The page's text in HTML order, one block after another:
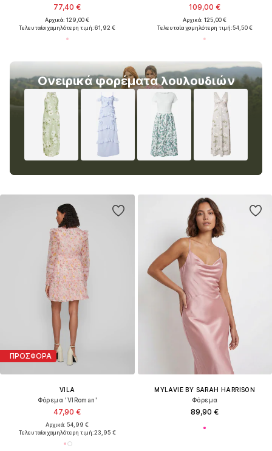
77,40 €
Αρχικά: 129,00 €
Τελευταία χαμηλότερη τιμή:61,92 €
Ονειρικά φορέματα λουλουδιών
109,00 €
Αρχικά: 125,00 €
Τελευταία χαμηλότερη τιμή:54,50 €
ΠΡΟΣΦΟΡΑ
VILA
Φόρεμα 'VIRoman'
47,90 €
Αρχικά: 54,99 €
Τελευταία χαμηλότερη τιμή:23,95 €
MYLAVIE BY SARAH HARRISON
Φόρεμα
89,90 €